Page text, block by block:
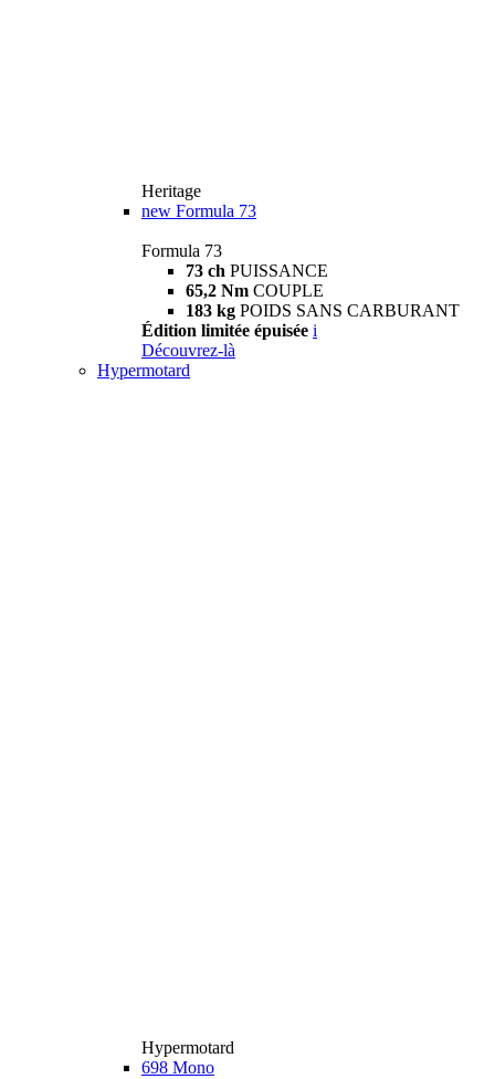
Heritage
new Formula 73
Formula 73
73 ch PUISSANCE
65,2 Nm COUPLE
183 kg POIDS SANS CARBURANT
Édition limitée épuisée i
Découvrez-là
Hypermotard
Hypermotard
698 Mono